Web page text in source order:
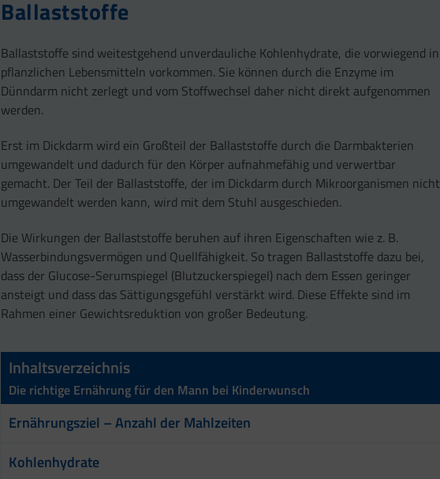
Ballaststoffe
Ballaststoffe sind weitestgehend unverdauliche Kohlenhydrate, die vorwiegend in
pflanzlichen Lebensmitteln vorkommen. Sie können durch die Enzyme im
Dünndarm nicht zerlegt und vom Stoffwechsel daher nicht direkt aufgenommen
werden.
Erst im Dickdarm wird ein Großteil der Ballaststoffe durch die Darmbakterien
umgewandelt und dadurch für den Körper aufnahmefähig und verwertbar
gemacht. Der Teil der Ballaststoffe, der im Dickdarm durch Mikroorganismen nicht
umgewandelt werden kann, wird mit dem Stuhl ausgeschieden.
Die Wirkungen der Ballaststoffe beruhen auf ihren Eigenschaften wie z. B.
Wasserbindungsvermögen und Quellfähigkeit. So tragen Ballaststoffe dazu bei,
dass der Glucose-Serumspiegel (Blutzuckerspiegel) nach dem Essen geringer
ansteigt und dass das Sättigungsgefühl verstärkt wird. Diese Effekte sind im
Rahmen einer Gewichtsreduktion von großer Bedeutung.
Inhaltsverzeichnis
Die richtige Ernährung für den Mann bei Kinderwunsch
Ernährungsziel – Anzahl der Mahlzeiten
Kohlenhydrate